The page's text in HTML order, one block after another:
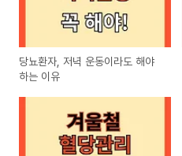
당뇨환자, 저녁 운동이라도 해야
하는 이유